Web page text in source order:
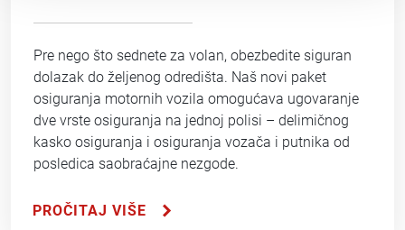
Pre nego što sednete za volan, obezbedite siguran
dolazak do željenog odredišta. Naš novi paket
osiguranja motornih vozila omogućava ugovaranje
dve vrste osiguranja na jednoj polisi – delimičnog
kasko osiguranja i osiguranja vozača i putnika od
posledica saobraćajne nezgode.
PROČITAJ VIŠE